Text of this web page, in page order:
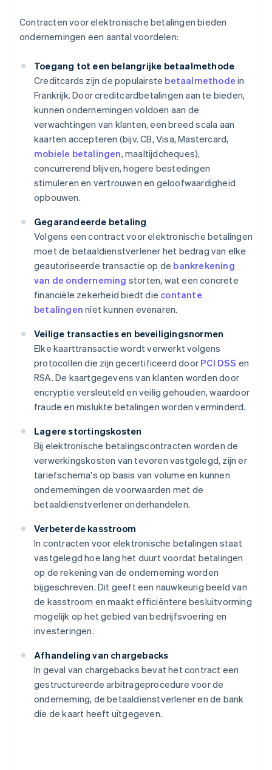
Contracten voor elektronische betalingen bieden
ondernemingen een aantal voordelen:
Toegang tot een belangrijke betaalmethode
Creditcards zijn de populairste betaalmethode in
Frankrijk. Door creditcardbetalingen aan te bieden,
kunnen ondernemingen voldoen aan de
verwachtingen van klanten, een breed scala aan
kaarten accepteren (bijv. CB, Visa, Mastercard,
mobiele betalingen, maaltijdcheques),
concurrerend blijven, hogere bestedingen
stimuleren en vertrouwen en geloofwaardigheid
opbouwen.
Gegarandeerde betaling
Volgens een contract voor elektronische betalingen
moet de betaaldienstverlener het bedrag van elke
geautoriseerde transactie op de bankrekening
van de onderneming storten, wat een concrete
financiële zekerheid biedt die contante
betalingen niet kunnen evenaren.
Veilige transacties en beveiligingsnormen
Elke kaarttransactie wordt verwerkt volgens
protocollen die zijn gecertificeerd door PCI DSS en
RSA. De kaartgegevens van klanten worden door
encryptie versleuteld en veilig gehouden, waardoor
fraude en mislukte betalingen worden verminderd.
Lagere stortingskosten
Bij elektronische betalingscontracten worden de
verwerkingskosten van tevoren vastgelegd, zijn er
tariefschema's op basis van volume en kunnen
ondernemingen de voorwaarden met de
betaaldienstverlener onderhandelen.
Verbeterde kasstroom
In contracten voor elektronische betalingen staat
vastgelegd hoe lang het duurt voordat betalingen
op de rekening van de onderneming worden
bijgeschreven. Dit geeft een nauwkeurig beeld van
de kasstroom en maakt efficiëntere besluitvorming
mogelijk op het gebied van bedrijfsvoering en
investeringen.
Afhandeling van chargebacks
In geval van chargebacks bevat het contract een
gestructureerde arbitrageprocedure voor de
onderneming, de betaaldienstverlener en de bank
die de kaart heeft uitgegeven.